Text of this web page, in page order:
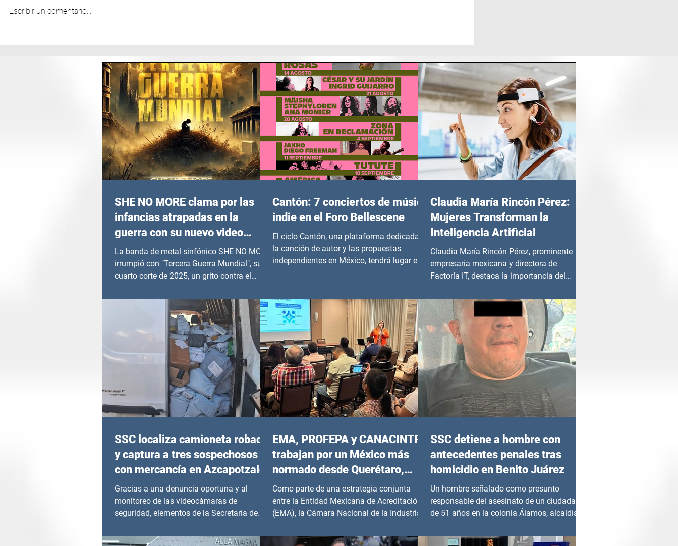
Escribir un comentario...
SHE NO MORE clama por las
infancias atrapadas en la
guerra con su nuevo video
TERCERA GUERRA MUNDIAL
La banda de metal sinfónico SHE NO MORE
irrumpió con "Tercera Guerra Mundial", su
cuarto corte de 2025, un grito contra el
en epicentros bélicos.
Cantón: 7 conciertos de música
indie en el Foro Bellescene
El ciclo Cantón, una plataforma dedicada a
la canción de autor y las propuestas
independientes en México, tendrá lugar en el
del 14 de agosto al 25 de septiembre, a las
20:00 horas.
Claudia María Rincón Pérez:
Mujeres Transforman la
Inteligencia Artificial
Claudia María Rincón Pérez, prominente
empresaria mexicana y directora de
Factoría IT, destaca la importancia del
SSC localiza camioneta robada
y captura a tres sospechosos
con mercancía en Azcapotzalco
Gracias a una denuncia oportuna y al
monitoreo de las videocámaras de
seguridad, elementos de la Secretaría de
EMA, PROFEPA y CANACINTRA
trabajan por un México más
normado desde Querétaro,
Hidalgo y BCS
Como parte de una estrategia conjunta
entre la Entidad Mexicana de Acreditación
(EMA), la Cámara Nacional de la Industria
SSC detiene a hombre con
antecedentes penales tras
homicidio en Benito Juárez
Un hombre señalado como presunto
responsable del asesinato de un ciudadano
de 51 años en la colonia Álamos, alcaldía